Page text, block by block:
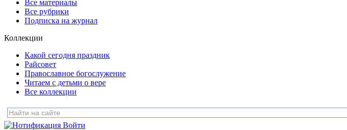
Все материалы
Все рубрики
Подписка на журнал
Коллекции
Какой сегодня праздник
Райсовет
Православное богослужение
Читаем с детьми о вере
Все коллекции
Войти